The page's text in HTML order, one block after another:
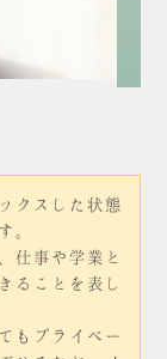
クスした状態
。
仕事や学業と
ることを表し
もプライベー